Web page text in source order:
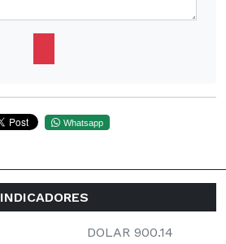
Whatsapp
INDICADORES
DOLAR 900.14